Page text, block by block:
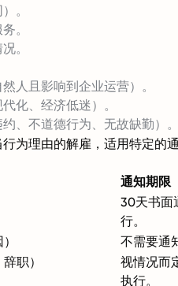
。
。
。
人且影响到企业运营）。
化、经济低迷）。
、不道德行为、无故缺勤）。
为理由的解雇，适用特定的
通知期限
30天书面
行。
不需要通
职）
视情况而
执行。